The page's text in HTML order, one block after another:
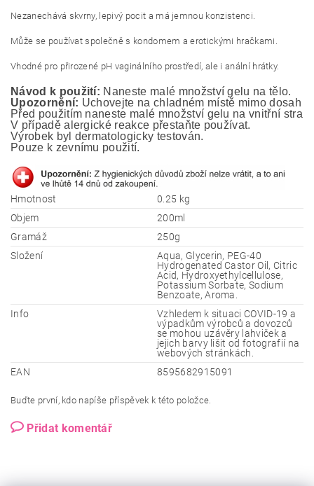
Nezanechává skvrny, lepivý pocit a má jemnou konzistenci.
Může se používat společně s kondomem a erotickými hračkami.
Vhodné pro přirozené pH vaginálního prostředí, ale i anální hrátky.
Návod k použití: Naneste malé množství gelu na tělo.
Upozornění: Uchovejte na chladném místě mimo dosah
Před použitím naneste malé množství gelu na vnitřní
V případě alergické reakce přestaňte používat.
Výrobek byl dermatologicky testován.
Pouze k zevnímu použití.
Hmotnost
0.25 kg
Objem
200ml
Gramáž
250g
Složení
Aqua, Glycerin, PEG-40
Hydrogenated Castor Oil, Citric
Acid, Hydroxyethylcellulose,
Potassium Sorbate, Sodium
Benzoate, Aroma.
Info
Vzhledem k situaci COVID-19 a
výpadkům výrobců a dovozců
se mohou uzávěry lahviček a
jejich barvy lišit od fotografií na
webových stránkách.
EAN
8595682915091
Buďte první, kdo napíše příspěvek k této položce.
Přidat komentář